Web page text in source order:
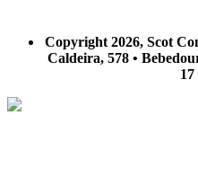
Copyright 2026, Scot
Caldeira, 578 •
17